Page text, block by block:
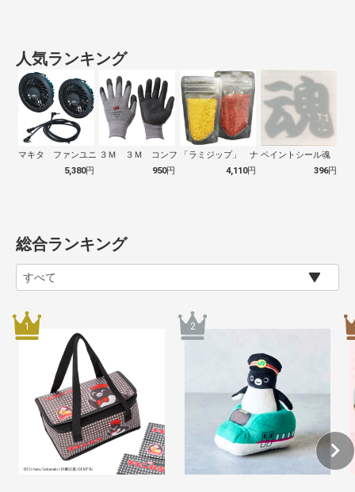
人気ランキング
マキタ ファンユニット Ａ72132
5,380円
３Ｍ ３Ｍ コンフォートグリップグローブ…
950円
「ラミジップ」 ナイロンタイプ 230×…
4,110円
ペイントシール魂 銀
396円
総合ランキング